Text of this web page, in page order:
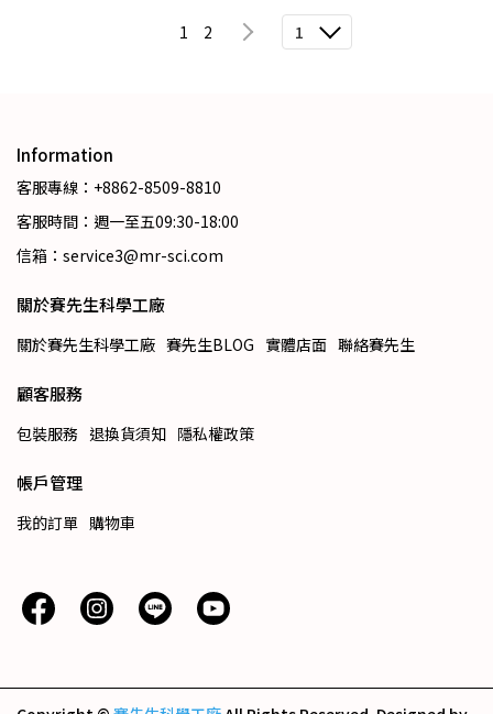
1 2 1
Information
客服專線：+8862-8509-8810
客服時間：週一至五09:30-18:00
信箱：service3@mr-sci.com
關於賽先生科學工廠
關於賽先生科學工廠 賽先生BLOG 實體店面 聯絡賽先生
顧客服務
包裝服務 退換貨須知 隱私權政策
帳戶管理
我的訂單 購物車